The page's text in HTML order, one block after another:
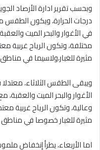
وبحسب تقرير ادارة الأرصاد
درجات الحرارة، ويكون الطقس
في الأغوار والبحر الميت
مختلفة، وتكون الرياح غربية
مثيرة للغبار،ولاسيما في مناطق
ويبقى الطقس الثلاثاء،
الأغوار والبحر الميت
وعالية، وتكون الرياح غربية
مثيرة للغبار خصوصا في مناطق
اما الأربعاء، يطرأ إنخفاض